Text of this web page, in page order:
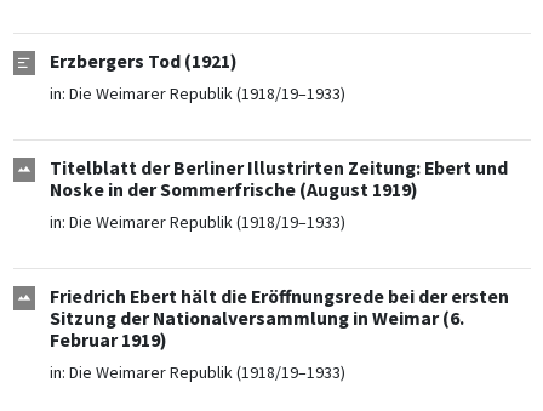
Erzbergers Tod (1921)
in: Die Weimarer Republik (1918/19–1933)
Titelblatt der Berliner Illustrirten Zeitung: Ebert und
Noske in der Sommerfrische (August 1919)
in: Die Weimarer Republik (1918/19–1933)
Friedrich Ebert hält die Eröffnungsrede bei der ersten
Sitzung der Nationalversammlung in Weimar (6.
Februar 1919)
in: Die Weimarer Republik (1918/19–1933)